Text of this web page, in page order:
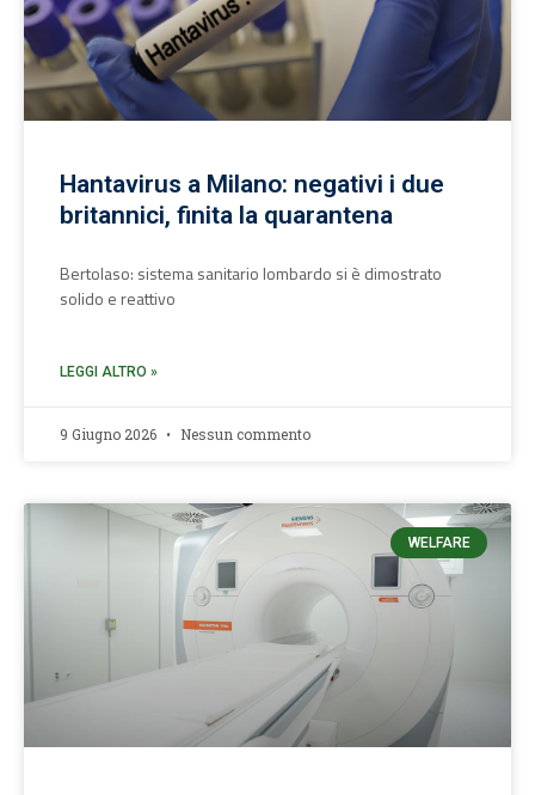
Hantavirus a Milano: negativi i due
britannici, finita la quarantena
Bertolaso: sistema sanitario lombardo si è dimostrato
solido e reattivo
LEGGI ALTRO »
9 Giugno 2026 Nessun commento
WELFARE